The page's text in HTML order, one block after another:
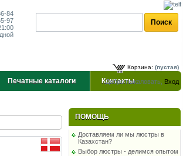
84
97
Корзина: (пустая)
Добро пожаловать, Вход
Печатные каталоги Контакты
ПОМОЩЬ
Доставляем ли мы люстры в
Казахстан?
Выбор люстры - делимся опытом